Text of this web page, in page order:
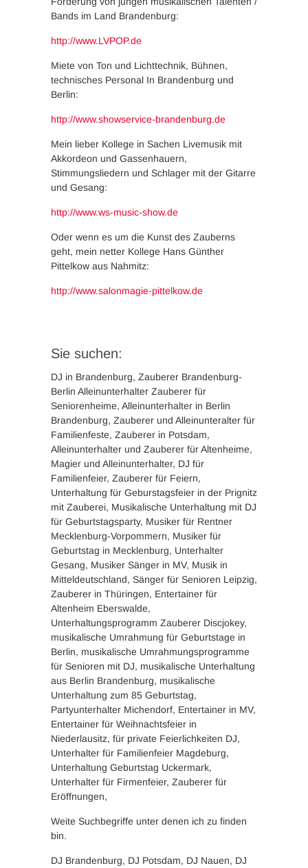
Bands im Land Brandenburg:
http://www.LVPOP.de
Miete von Ton und Lichttechnik, Bühnen,
technisches Personal In Brandenburg und
Berlin:
http://www.showservice-brandenburg.de
Mein lieber Kollege in Sachen Livemusik mit
Akkordeon und Gassenhauern,
Stimmungsliedern und Schlager mit der Gitarre
und Gesang:
http://www.ws-music-show.de
Oder wenn es um die Kunst des Zauberns
geht, mein netter Kollege Hans Günther
Pittelkow aus Nahmitz:
http://www.salonmagie-pittelkow.de
Sie suchen:
DJ in Brandenburg, Zauberer Brandenburg-
Berlin Alleinunterhalter Zauberer für
Seniorenheime, Alleinunterhalter in Berlin
Brandenburg, Zauberer und Alleinunteralter für
Familienfeste, Zauberer in Potsdam,
Alleinunterhalter und Zauberer für Altenheime,
Magier und Alleinunterhalter, DJ für
Familienfeier, Zauberer für Feiern,
Unterhaltung für Geburstagsfeier in der Prignitz
mit Zauberei, Musikalische Unterhaltung mit DJ
für Geburtstagsparty, Musiker für Rentner
Mecklenburg-Vorpommern, Musiker für
Geburtstag in Mecklenburg, Unterhalter
Gesang, Musiker Sänger in MV, Musik in
Mitteldeutschland, Sänger für Senioren Leipzig,
Zauberer in Thüringen, Entertainer für
Altenheim Eberswalde,
Unterhaltungsprogramm Zauberer Discjokey,
musikalische Umrahmung für Geburtstage in
Berlin, musikalische Umrahmungsprogramme
für Senioren mit DJ, musikalische Unterhaltung
aus Berlin Brandenburg, musikalische
Unterhaltung zum 85 Geburtstag,
Partyunterhalter Michendorf, Entertainer in MV,
Entertainer für Weihnachtsfeier in
Niederlausitz, für private Feierlichkeiten DJ,
Unterhalter für Familienfeier Magdeburg,
Unterhaltung Geburtstag Uckermark,
Unterhalter für Firmenfeier, Zauberer für
Eröffnungen,
Weite Suchbegriffe unter denen ich zu finden
bin.
DJ Brandenburg, DJ Potsdam, DJ Nauen, DJ